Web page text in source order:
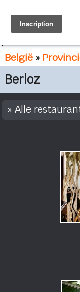
België »
Berloz
Alle